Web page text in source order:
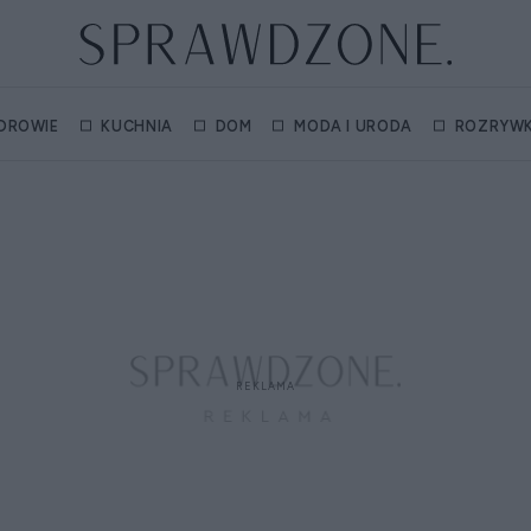
KUCHNIA DOM MODA I URODA